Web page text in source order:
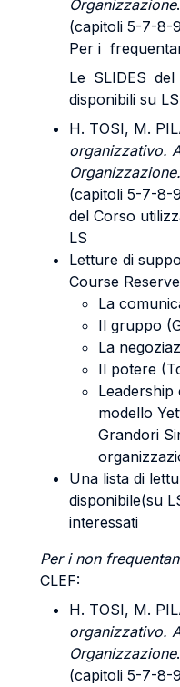
Organizzazione
(capitoli 5-7-8-
Per i
Le SLIDES
disponibili su LS
H. TOSI, M.
organizzativo.
Organizzazione.
(capitoli 5-7-8-
del Corso
LS
Letture di
Course
La
Il gruppo
La
Il potere
Leadership
modello
Grandori
Una lista di
disponibile(su
interessati
Per i non
CLEF:
H. TOSI, M.
organizzativo.
Organizzazione.
(capitoli 5-7-8-